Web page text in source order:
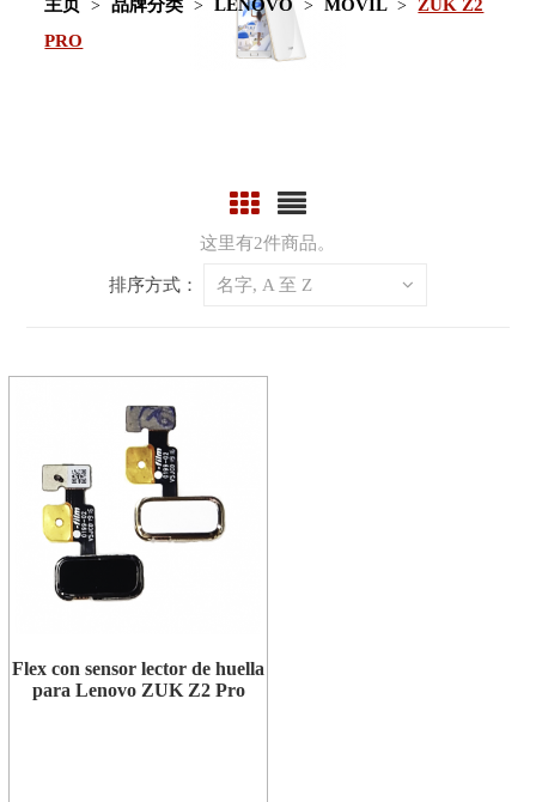
主页 品牌分类 LENOVO MOVIL
ZUK Z2
PRO
这里有2件商品。
排序方式： 名字, A 至 Z
Flex con sensor lector de huella
para Lenovo ZUK Z2 Pro